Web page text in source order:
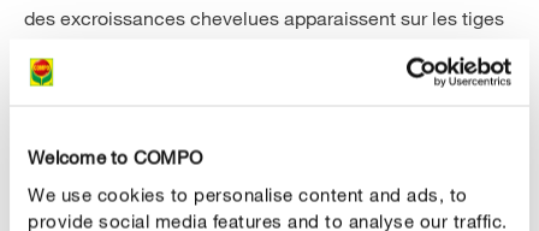
Welcome to COMPO
We use cookies to personalise content and ads, to
provide social media features and to analyse our traffic.
des excroissances chevelues apparaissent sur les tiges
au fil du temps. Ces galles sont également appelées
environ 60 larves blanches se nourrissent. Les galles